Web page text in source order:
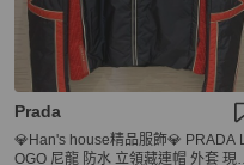
Prada
💎Han's house精品服飾💎 PRADA L
OGO 尼龍 防水 立領藏連帽 外套 現貨